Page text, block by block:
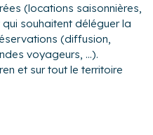
(locations saisonnières,
souhaitent déléguer la
(diffusion,
voyageurs, ...).
et sur tout le territoire